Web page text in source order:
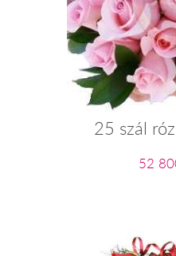
25 szál
52